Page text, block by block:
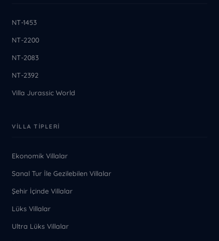
NT-1453
NT-2200
NT-2083
NT-2392
Villa Jurassic World
VILLA TIPLERI
Ekonomik Villalar
Sanal Tur İle Gezilebilen Villalar
Şehir İçinde Villalar
Lüks Villalar
Ultra Lüks Villalar